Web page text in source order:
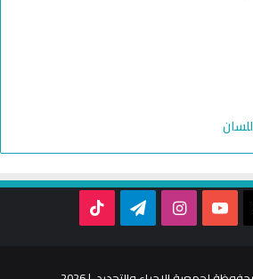
YouTube
Instagram
Telegram